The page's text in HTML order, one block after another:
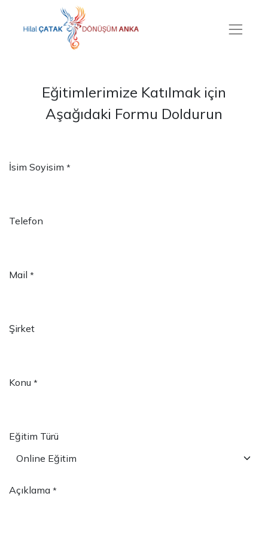
Eğitimlerimize Katılmak için
Aşağıdaki Formu Doldurun
İsim Soyisim *
Telefon
Mail *
Şirket
Konu *
Eğitim Türü
Açıklama *